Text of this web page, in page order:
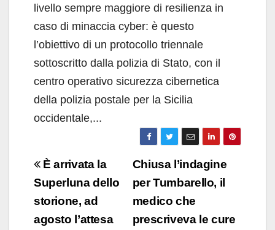
livello sempre maggiore di resilienza in
caso di minaccia cyber: è questo
l’obiettivo di un protocollo triennale
sottoscritto dalla polizia di Stato, con il
centro operativo sicurezza cibernetica
della polizia postale per la Sicilia
occidentale,...
Navigazione
articoli
Chiusa l’indagine
per Tumbarello, il
medico che
prescriveva le cure
È arrivata la
Superluna dello
storione, ad
agosto l’attesa